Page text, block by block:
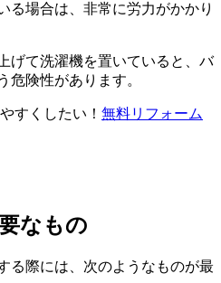
る場合は、非常に労力がかかり
げて洗濯機を置いていると、バ
危険性があります。
すくしたい！ 無料リフォーム
なもの
る際には、次のようなものが最